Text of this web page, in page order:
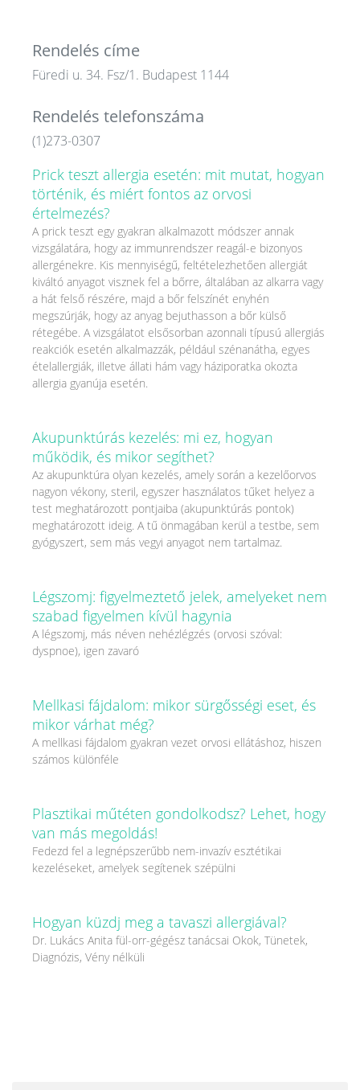
Rendelés címe
Füredi u. 34. Fsz/1. Budapest 1144
Rendelés telefonszáma
(1)273-0307
Prick teszt allergia esetén: mit mutat, hogyan
történik, és miért fontos az orvosi
értelmezés?
A prick teszt egy gyakran alkalmazott módszer annak
vizsgálatára, hogy az immunrendszer reagál-e bizonyos
allergénekre. Kis mennyiségű, feltételezhetően allergiát
kiváltó anyagot visznek fel a bőrre, általában az alkarra vagy
a hát felső részére, majd a bőr felszínét enyhén
megszúrják, hogy az anyag bejuthasson a bőr külső
rétegébe. A vizsgálatot elsősorban azonnali típusú allergiás
reakciók esetén alkalmazzák, például szénanátha, egyes
ételallergiák, illetve állati hám vagy háziporatka okozta
allergia gyanúja esetén.
Akupunktúrás kezelés: mi ez, hogyan
működik, és mikor segíthet?
Az akupunktúra olyan kezelés, amely során a kezelőorvos
nagyon vékony, steril, egyszer használatos tűket helyez a
test meghatározott pontjaiba (akupunktúrás pontok)
meghatározott ideig. A tű önmagában kerül a testbe, sem
gyógyszert, sem más vegyi anyagot nem tartalmaz.
Légszomj: figyelmeztető jelek, amelyeket nem
szabad figyelmen kívül hagynia
A légszomj, más néven nehézlégzés (orvosi szóval:
dyspnoe), igen zavaró
Mellkasi fájdalom: mikor sürgősségi eset, és
mikor várhat még?
A mellkasi fájdalom gyakran vezet orvosi ellátáshoz, hiszen
számos különféle
Plasztikai műtéten gondolkodsz? Lehet, hogy
van más megoldás!
Fedezd fel a legnépszerűbb nem-invazív esztétikai
kezeléseket, amelyek segítenek szépülni
Hogyan küzdj meg a tavaszi allergiával?
Dr. Lukács Anita fül-orr-gégész tanácsai Okok, Tünetek,
Diagnózis, Vény nélküli